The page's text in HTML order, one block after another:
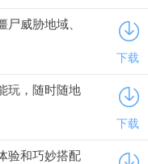
威胁地域、
下载
玩，随时随地
下载
验和巧妙搭配